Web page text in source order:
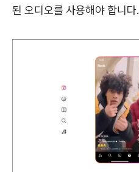
된 오디오를 사용해야 합니다.